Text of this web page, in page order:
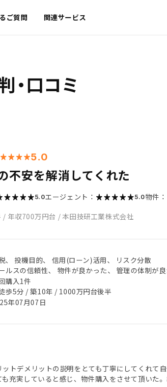
ご質問 関連サービス
・口コミ
5.0
不安を解消してくれた
5.0エージェント： 5.0物件：
/ 年収700万円台 / 本田技研工業株式会社
、 投機目的、 信用(ローン)活用、 リスク分散
ルスの信頼性、 物件が良かった、 管理の体制が
購入1件
歩5分 / 築10年 / 1000万円台後半
年07月07日
ットデメリットの説明をとても丁寧にしてくれて
充実していると感じ、物件購入をさせて頂いた